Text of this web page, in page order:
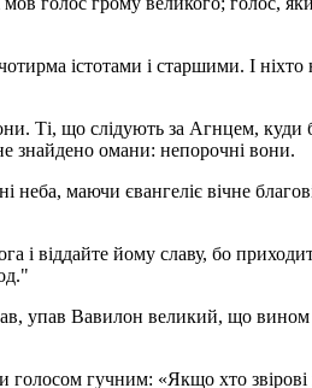
істотами і старшими. І ніхто
Ті, що слідують за Агнцем,
знайдено омани: непорочні вони.
неба, маючи євангеліє вічне
і віддайте йому славу, бо
упав Вавилон великий, що вином
гучним: «Якщо хто звірові